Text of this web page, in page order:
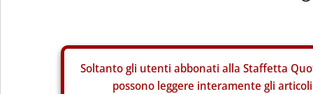
Soltanto gli utenti abbonati alla Staffetta
possono leggere interamente gli